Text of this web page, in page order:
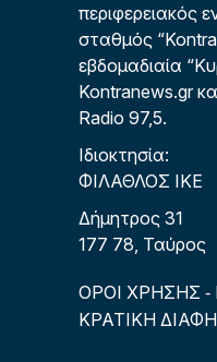
περιφερειακός
σταθμός
εβδομαδιαία
Kontranews.gr
Radio 97,5.
Ιδιοκτησία:
ΦΙΛΑΘΛΟΣ ΙΚΕ
Δήμητρος 31
177 78, Ταύρος
ΟΡΟΙ ΧΡΗΣΗΣ -
ΚΡΑΤΙΚΗ